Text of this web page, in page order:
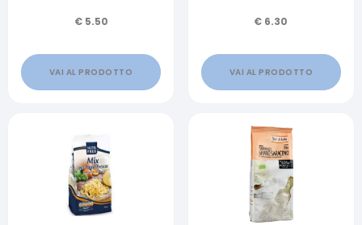
€ 5.50
VAI AL PRODOTTO
€ 6.30
VAI AL PRODOTTO